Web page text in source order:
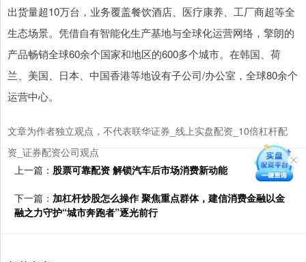
出货量超10万台，业务覆盖餐饮酒店、医疗康养、工厂商超等全
生态场景。凭借自有智能化生产基地与全球化运营网络，擎朗的
产品畅销全球60余个国家和地区的600多个城市。在韩国、荷
兰、美国、日本、中国香港等地设有子公司/办公室，全球80余个
运营中心。
文章为作者独立观点，不代表联华证券_线上实盘配资_10倍杠杆配
资_证券配资公司观点
上一篇： 股票可靠配资 解锁汽车后市场消费新动能
下一篇： 加杠杆炒股怎么操作 聚焦重点群体，建信消费金融以金
融之力守护“城市奔跑者”逐光前行